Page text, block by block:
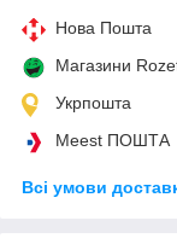
Нова Пошта
Магазини
Укрпошта
Meest ПОШТА
Всі умови